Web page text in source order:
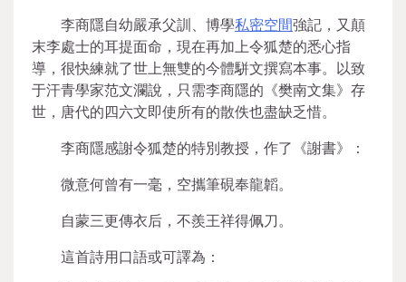
李商隱自幼嚴承父訓、博學私密空間強記，又顛
末李處士的耳提面命，現在再加上令狐楚的悉心指
導，很快練就了世上無雙的今體駢文撰寫本事。以致
于汗青學家范文瀾說，只需李商隱的《樊南文集》存
世，唐代的四六文即使所有的散佚也盡缺乏惜。
李商隱感謝令狐楚的特別教授，作了《謝書》：
微意何曾有一毫，空攜筆硯奉龍韜。
自蒙三更傳衣后，不羨王祥得佩刀。
這首詩用口語或可譯為：